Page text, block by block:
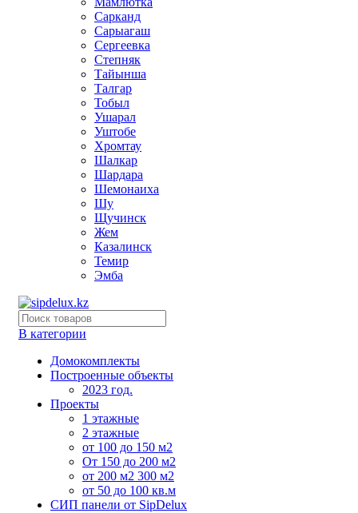
Сарканд
Сарыагаш
Сергеевка
Степняк
Тайынша
Талгар
Тобыл
Ушарал
Уштобе
Хромтау
Шалкар
Шардара
Шемонаиха
Шу
Щучинск
Жем
Казалинск
Темир
Эмба
В категории
Домокомплекты
Построенные объекты
2023 год.
Проекты
1 этажные
2 этажные
от 100 до 150 м2
От 150 до 200 м2
от 200 м2 300 м2
от 50 до 100 кв.м
СИП панели от SipDelux